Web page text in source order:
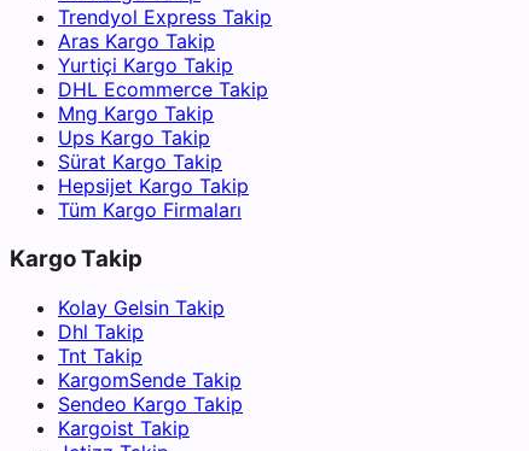
Trendyol Express Takip
Aras Kargo Takip
Yurtiçi Kargo Takip
DHL Ecommerce Takip
Mng Kargo Takip
Ups Kargo Takip
Sürat Kargo Takip
Hepsijet Kargo Takip
Tüm Kargo Firmaları
Kargo Takip
Kolay Gelsin Takip
Dhl Takip
Tnt Takip
KargomSende Takip
Sendeo Kargo Takip
Kargoist Takip